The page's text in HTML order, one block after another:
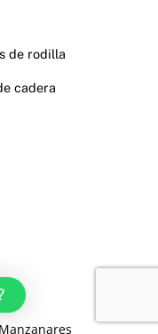
de rodilla
cadera